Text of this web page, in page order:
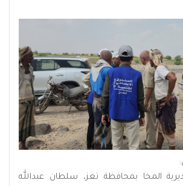
المخا بمحافظة تعز، سلطان عبدالله